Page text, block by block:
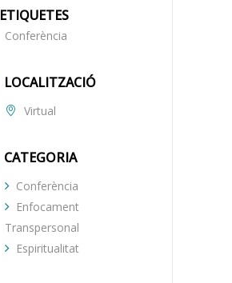
ETIQUETES
Conferència
LOCALITZACIÓ
Virtual
CATEGORIA
Conferència
Enfocament
Transpersonal
Espiritualitat